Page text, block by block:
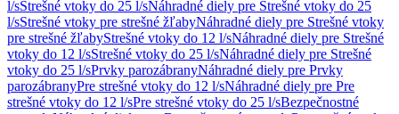
l/sStrešné vtoky do 25 l/sNáhradné diely pre Strešné vtoky do 25
l/sStrešné vtoky pre strešné žľabyNáhradné diely pre Strešné vtoky
pre strešné žľabyStrešné vtoky do 12 l/sNáhradné diely pre Strešné
vtoky do 12 l/sStrešné vtoky do 25 l/sNáhradné diely pre Strešné
vtoky do 25 l/sPrvky parozábranyNáhradné diely pre Prvky
parozábranyPre strešné vtoky do 12 l/sNáhradné diely pre Pre
strešné vtoky do 12 l/sPre strešné vtoky do 25 l/sBezpečnostné